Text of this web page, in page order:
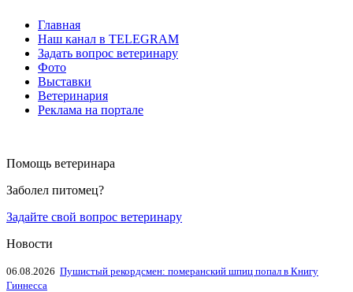
Главная
Наш канал в TELEGRAM
Задать вопрос ветеринару
Фото
Выставки
Ветеринария
Реклама на портале
Помощь ветеринара
Заболел питомец?
Задайте свой вопрос ветеринару
Новости
06.08.2026 Пушистый рекордсмен: померанский шпиц попал в Книгу
Гиннесса